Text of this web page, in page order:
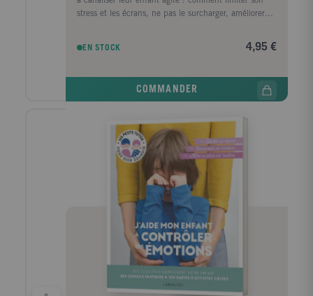
stress et les écrans, ne pas le surcharger, améliorer
respiration avec la paille, le geste magique pour se
EN STOCK 4,95 €
COMMANDER